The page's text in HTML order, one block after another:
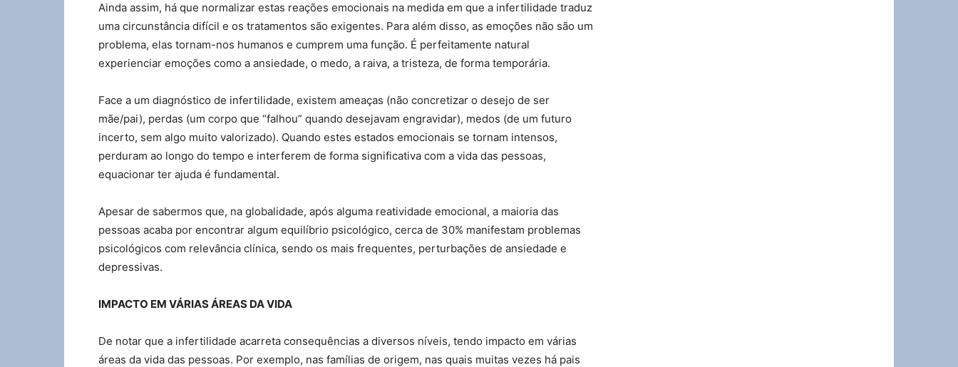
Ainda assim, há que normalizar estas reações emocionais na medida em que a infertilidade traduz
uma circunstância difícil e os tratamentos são exigentes. Para além disso, as emoções não são um
problema, elas tornam-nos humanos e cumprem uma função. É perfeitamente natural
experienciar emoções como a ansiedade, o medo, a raiva, a tristeza, de forma temporária.
Face a um diagnóstico de infertilidade, existem ameaças (não concretizar o desejo de ser
mãe/pai), perdas (um corpo que “falhou” quando desejavam engravidar), medos (de um futuro
incerto, sem algo muito valorizado). Quando estes estados emocionais se tornam intensos,
perduram ao longo do tempo e interferem de forma significativa com a vida das pessoas,
equacionar ter ajuda é fundamental.
Apesar de sabermos que, na globalidade, após alguma reatividade emocional, a maioria das
pessoas acaba por encontrar algum equilíbrio psicológico, cerca de 30% manifestam problemas
psicológicos com relevância clínica, sendo os mais frequentes, perturbações de ansiedade e
depressivas.
IMPACTO EM VÁRIAS ÁREAS DA VIDA
De notar que a infertilidade acarreta consequências a diversos níveis, tendo impacto em várias
áreas da vida das pessoas. Por exemplo, nas famílias de origem, nas quais muitas vezes há pais